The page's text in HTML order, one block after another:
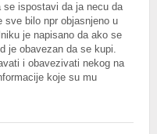
ispostavi da ja necu da
sve bilo npr objasnjeno u
je napisano da ako se
je obavezan da se kupi.
i obavezivati nekog na
koje su mu